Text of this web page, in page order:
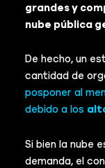
grandes y
nube pública
De hecho, un
cantidad de
posponer al
debido a los
Si bien la nube
demanda, el